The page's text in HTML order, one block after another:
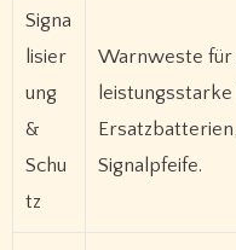
Signa
lisier
ung
&
Schu
tz
Warnweste für
Signalpfeife.